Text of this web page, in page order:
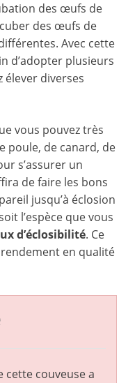
des œufs de
des œufs de
Avec cette
d’adopter plusieurs
élever diverses
vous pouvez très
poule, de canard, de
s’assurer un
de faire les bons
jusqu’à éclosion
l’espèce que vous
d’éclosibilité. Ce
en qualité
couveuse a